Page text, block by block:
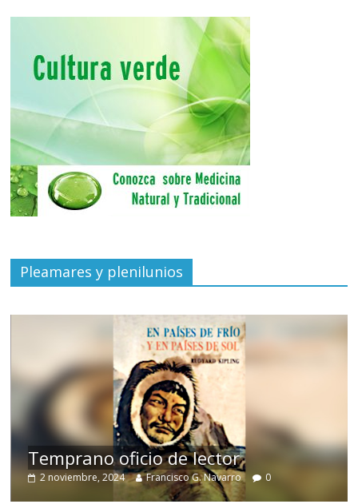
Pleamares y plenilunios
Temprano oficio de lector
2 noviembre, 2024 Francisco G. Navarro 0